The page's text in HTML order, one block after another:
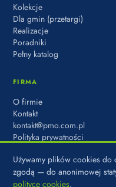
Kolekcje
Dla gmin (przetargi)
Realizacje
Poradniki
Pełny katalog
FIRMA
O firmie
Kontakt
kontakt@pmo.com.pl
Polityka prywatności
Używamy plików cookies do
zgodą — do anonimowej
polityce cookies.